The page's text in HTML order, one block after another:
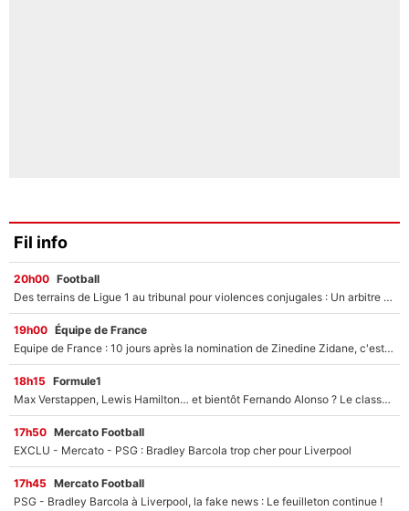
Fil info
20h00 Football
Des terrains de Ligue 1 au tribunal pour violences conjugales : Un arbitre français encourt une peine de 18 mois de prison !
19h00 Équipe de France
Equipe de France : 10 jours après la nomination de Zinedine Zidane, c'est au tour de son fils de prendre un nouveau départ !
18h15 Formule1
Max Verstappen, Lewis Hamilton… et bientôt Fernando Alonso ? Le classement des pilotes les mieux payés en Formule 1 risque de changer !
17h50 Mercato Football
EXCLU - Mercato - PSG : Bradley Barcola trop cher pour Liverpool
17h45 Mercato Football
PSG - Bradley Barcola à Liverpool, la fake news : Le feuilleton continue !